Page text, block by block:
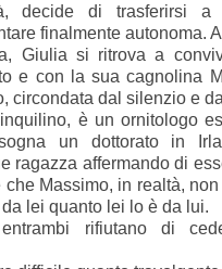
decide di trasferirsi a
finalmente autonoma.
Giulia si ritrova a
e con la sua cagnolina
circondata dal silenzio e
è un ornitologo
un dottorato in
ragazza affermando di
Massimo, in realtà,
lei quanto lei lo è da lui.
rifiutano di